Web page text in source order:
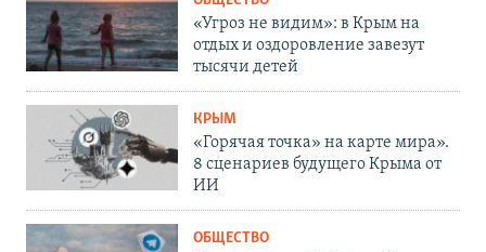
«Угроз не видим»: в Крым на
отдых и оздоровление завезут
тысячи детей
КРЫМ
«Горячая точка» на карте мира».
8 сценариев будущего Крыма от
ИИ
ОБЩЕСТВО